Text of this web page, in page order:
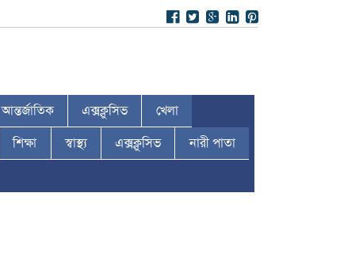
আন্তর্জাতিক এক্সক্লুসিভ খেলা
শিক্ষা স্বাস্থ্য এক্সক্লুসিভ নারী পাতা